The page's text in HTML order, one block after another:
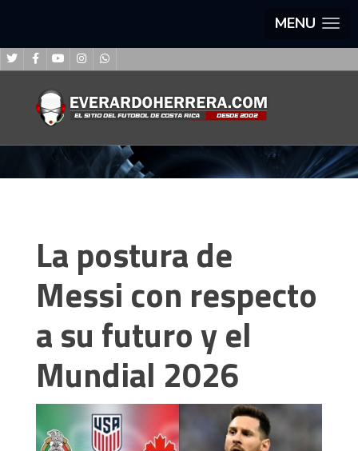
MENU
La postura de
Messi con respecto
a su futuro y el
Mundial 2026